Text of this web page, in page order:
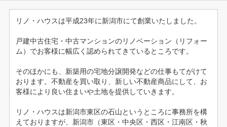
リノ・ハウスは平成23年に新潟市にて創業いたしました。
戸建中古住宅・中古マンションのリノベーション（リフォー
ム）でお客様に幅広く認められてきているところです。
そのほかにも、新築用の宅地分譲開発などの仕事もてがけて
おります。不動産を買い取り、新しい不動産商品にして、お
客様により良い住まいや土地を提供していきます。
リノ・ハウスは新潟市東区の石山というところに事務所を構
えておりますが、新潟市（東区・中央区・西区・江南区・秋